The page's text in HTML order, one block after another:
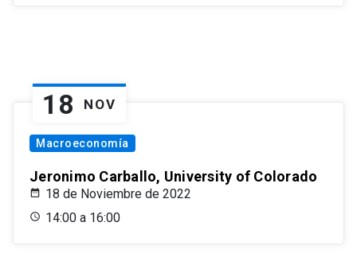
18 NOV
Macroeconomía
Jeronimo Carballo, University of Colorado
18 de Noviembre de 2022
14:00 a 16:00